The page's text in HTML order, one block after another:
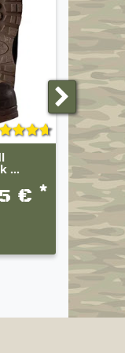
...
€ * UVP